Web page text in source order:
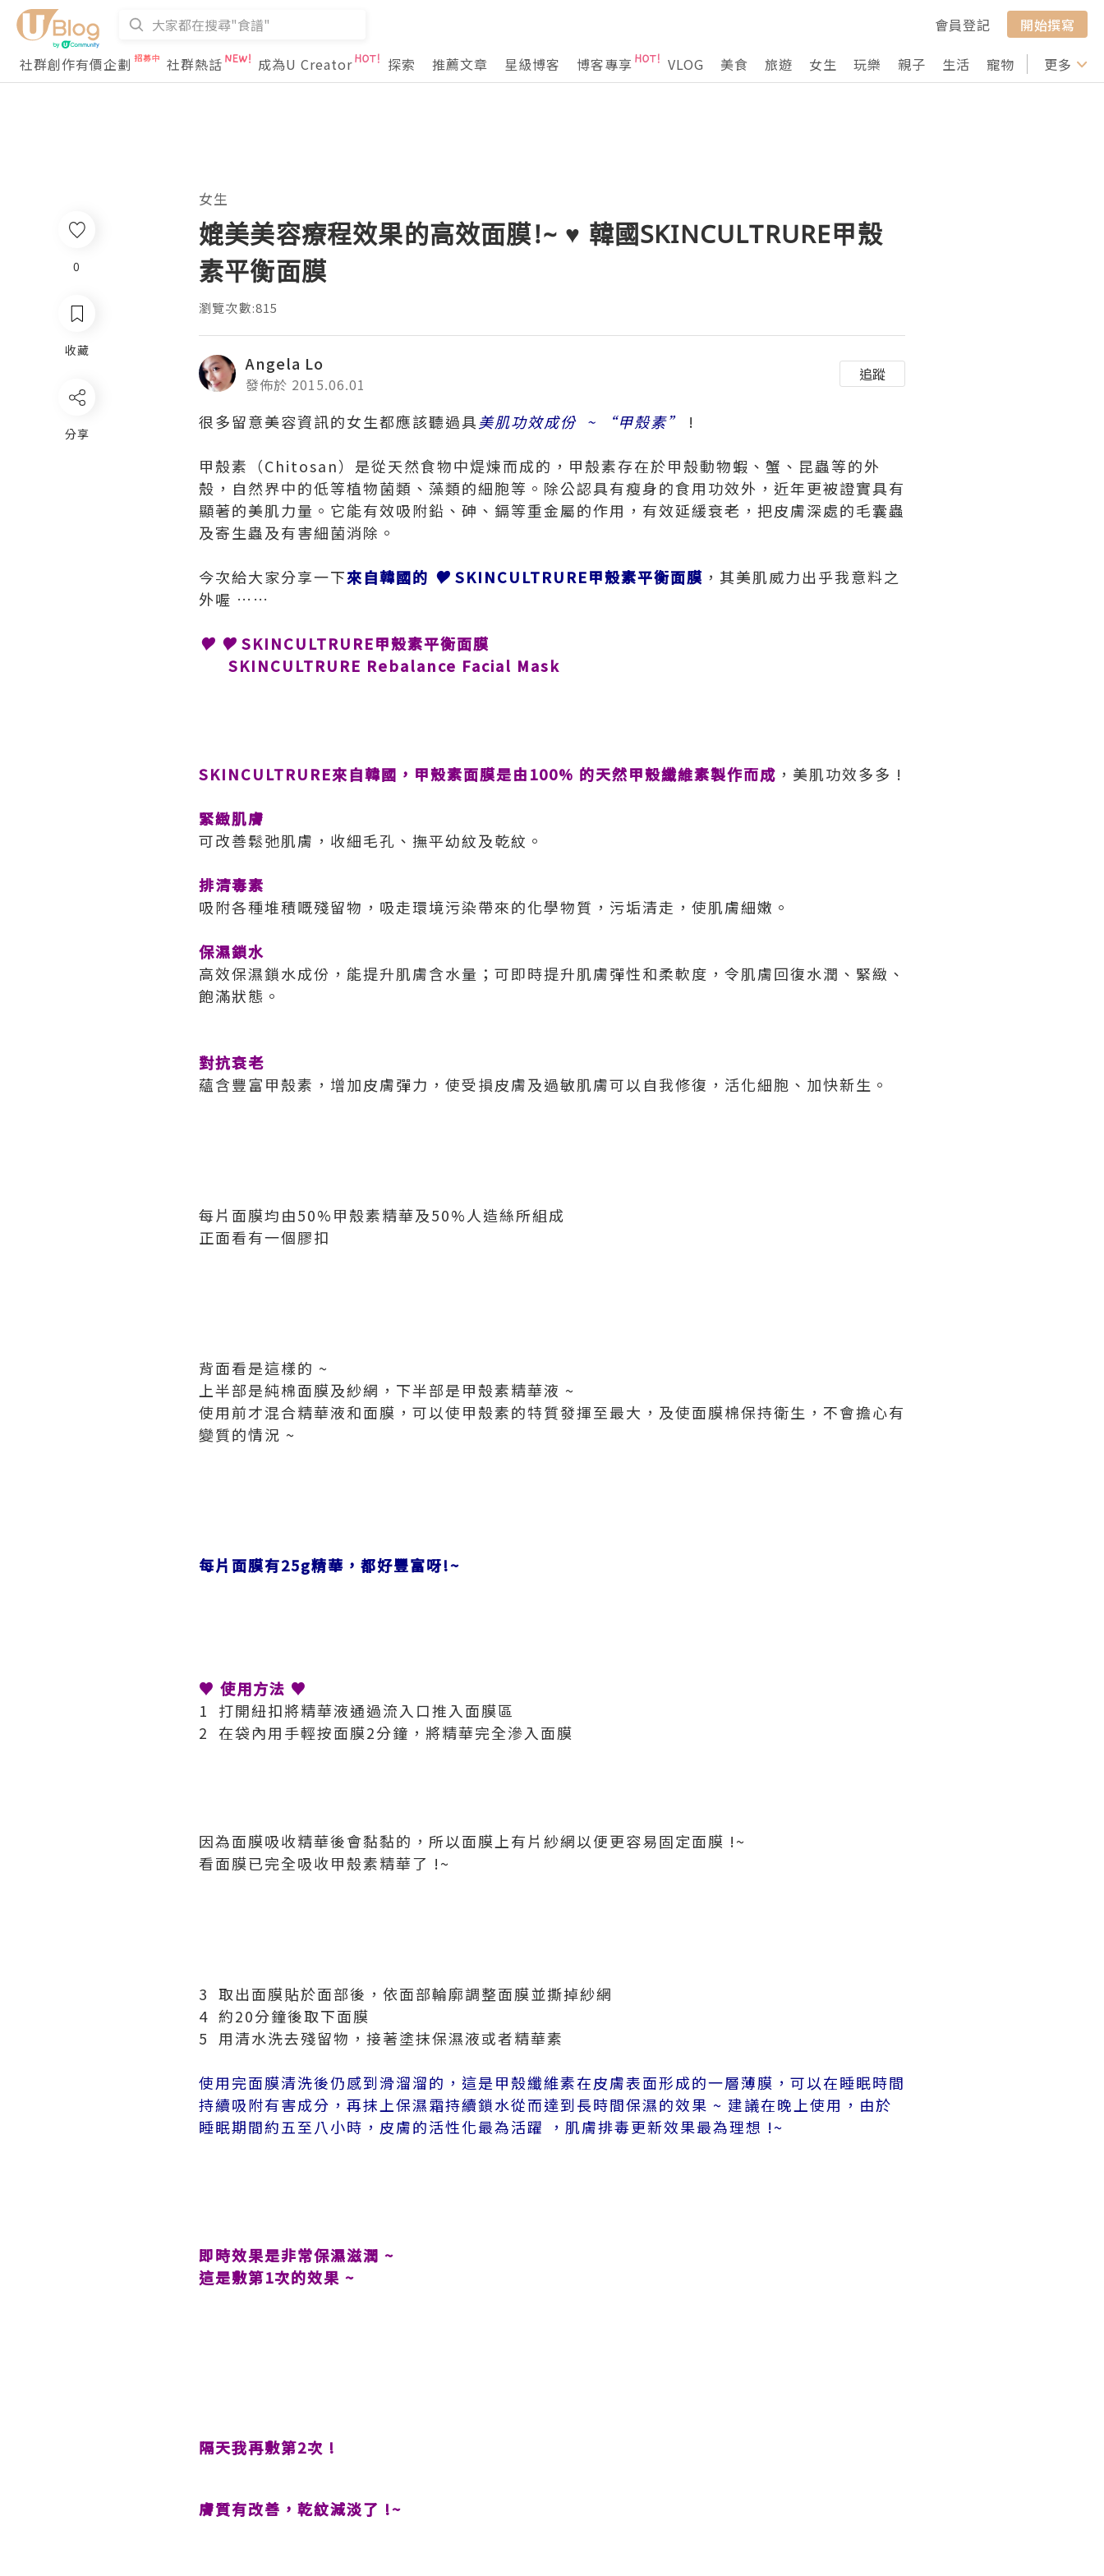
會員登記
開始撰寫
社群創作有價企劃
社群熱話 成為U Creator 探索 推薦文章 星級博客 博客專享 VLOG 美食 旅遊 女生 玩樂 親子 生活 寵物 行山 打卡
更多
0
收藏
分享
女生
媲美美容療程效果的高效面膜!~ ♥ 韓國SKINCULTRURE甲殼
素平衡面膜
瀏覽次數:815
Angela Lo
發佈於 2015.06.01
追蹤
很多留意美容資訊的女生都應該聽過具美肌功效成份 ~ “甲殼素” !
甲殼素（Chitosan）是從天然食物中煶煉而成的，甲殼素存在於甲殼動物蝦、蟹、昆蟲等的外
殼，自然界中的低等植物菌類、藻類的細胞等。除公認具有瘦身的食用功效外，近年更被證實具有
顯著的美肌力量。它能有效吸附鉛、砷、鎘等重金屬的作用，有效延緩衰老，把皮膚深處的毛囊蟲
及寄生蟲及有害細菌消除。
今次給大家分享一下來自韓國的 ♥ SKINCULTRURE甲殼素平衡面膜 ，其美肌威力出乎我意料之
外喔 ……
♥ ♥ SKINCULTRURE甲殼素平衡面膜
SKINCULTRURE Rebalance Facial Mask
SKINCULTRURE來自韓國，甲殼素面膜是由100% 的天然甲殼纖維素製作而成 ，美肌功效多多 !
緊緻肌膚
可改善鬆弛肌膚，收細毛孔、撫平幼紋及乾紋。
排清毒素
吸附各種堆積嘅殘留物，吸走環境污染帶來的化學物質，污垢清走，使肌膚細嫩。
保濕鎖水
高效保濕鎖水成份，能提升肌膚含水量；可即時提升肌膚彈性和柔軟度，令肌膚回復水潤、緊緻、
飽滿狀態。
對抗衰老
蘊含豐富甲殼素，增加皮膚彈力，使受損皮膚及過敏肌膚可以自我修復，活化細胞、加快新生。
每片面膜均由50%甲殼素精華及50%人造絲所組成
正面看有一個膠扣
背面看是這樣的 ~
上半部是純棉面膜及紗網，下半部是甲殼素精華液 ~
使用前才混合精華液和面膜，可以使甲殼素的特質發揮至最大，及使面膜棉保持衛生，不會擔心有
變質的情況 ~
每片面膜有25g精華，都好豐富呀!~
♥ 使用方法 ♥
1 打開紐扣將精華液通過流入口推入面膜區
2 在袋內用手輕按面膜2分鐘，將精華完全滲入面膜
因為面膜吸收精華後會黏黏的，所以面膜上有片紗網以便更容易固定面膜 !~
看面膜已完全吸收甲殼素精華了 !~
3 取出面膜貼於面部後，依面部輪廓調整面膜並撕掉紗網
4 約20分鐘後取下面膜
5 用清水洗去殘留物，接著塗抹保濕液或者精華素
使用完面膜清洗後仍感到滑溜溜的，這是甲殼纖維素在皮膚表面形成的一層薄膜，可以在睡眠時間
持續吸附有害成分，再抹上保濕霜持續鎖水從而達到長時間保濕的效果 ~ 建議在晚上使用，由於
睡眠期間約五至八小時，皮膚的活性化最為活躍 ，肌膚排毒更新效果最為理想 !~
即時效果是非常保濕滋潤 ~
這是敷第1次的效果 ~
隔天我再敷第2次 !
膚質有改善，乾紋減淡了 !~